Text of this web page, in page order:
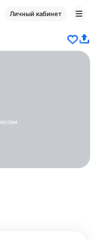
Личный кабинет